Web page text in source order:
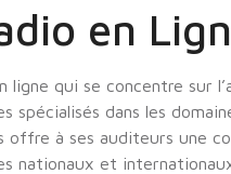
en
ligne qui se concentre sur
spécialisés dans les
offre à ses auditeurs une
nationaux et